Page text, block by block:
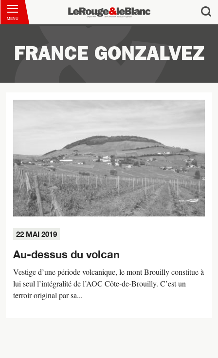
MENU
FRANCE GONZALVEZ
22 MAI 2019
Au-dessus du volcan
Vestige d’une période volcanique, le mont Brouilly constitue à
lui seul l’intégralité de l’AOC Côte-de-Brouilly. C’est un
terroir original par sa...